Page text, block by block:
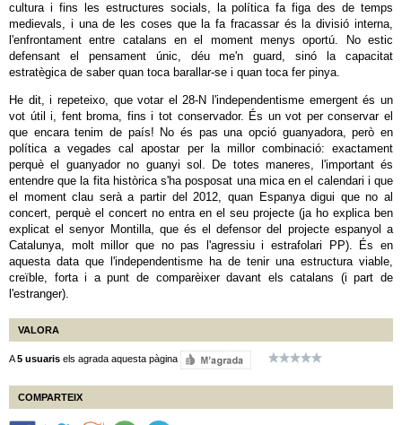
cultura i fins les estructures socials, la política fa figa des de temps
medievals, i una de les coses que la fa fracassar és la divisió interna,
l'enfrontament entre catalans en el moment menys oportú. No estic
defensant el pensament únic, déu me'n guard, sinó la capacitat
estratègica de saber quan toca barallar-se i quan toca fer pinya.
He dit, i repeteixo, que votar el 28-N l'independentisme emergent és un
vot útil i, fent broma, fins i tot conservador. És un vot per conservar el
que encara tenim de país! No és pas una opció guanyadora, però en
política a vegades cal apostar per la millor combinació: exactament
perquè el guanyador no guanyi sol. De totes maneres, l'important és
entendre que la fita històrica s'ha posposat una mica en el calendari i que
el moment clau serà a partir del 2012, quan Espanya digui que no al
concert, perquè el concert no entra en el seu projecte (ja ho explica ben
explicat el senyor Montilla, que és el defensor del projecte espanyol a
Catalunya, molt millor que no pas l'agressiu i estrafolari PP). És en
aquesta data que l'independentisme ha de tenir una estructura viable,
creïble, forta i a punt de comparèixer davant els catalans (i part de
l'estranger).
VALORA
A5 usuaris els agrada aquesta pàgina
COMPARTEIX